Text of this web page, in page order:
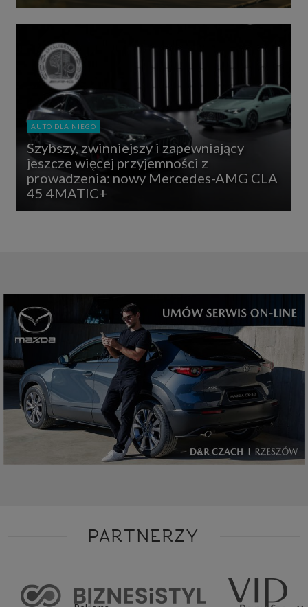
AUTO DLA NIEGO
Szybszy, zwinniejszy i zapewniający
jeszcze więcej przyjemności z
prowadzenia: nowy Mercedes-AMG CLA
45 4MATIC+
PARTNERZY